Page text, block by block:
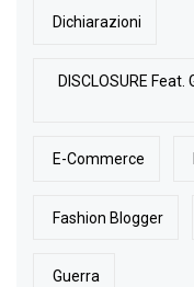
Dichiarazioni
DISCLOSURE Feat.
E-Commerce
Fashion Blogger
Guerra